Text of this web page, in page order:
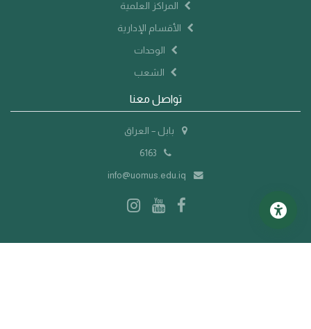
المراكز العلمية
الأقسام الإدارية
الوحدات
الشعب
تواصل معنا
بابل – العراق
info@uomus.edu.iq